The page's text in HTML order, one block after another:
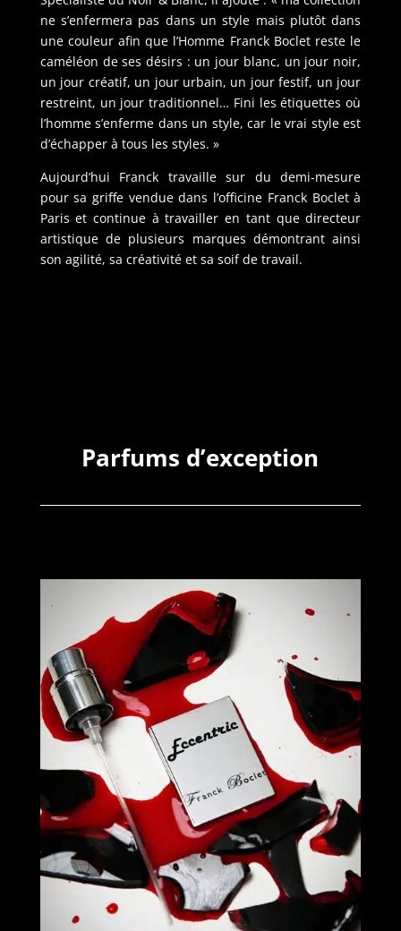
ne s’enfermera pas dans un style mais plutôt dans
une couleur afin que l’Homme Franck Boclet reste le
caméléon de ses désirs : un jour blanc, un jour noir,
un jour créatif, un jour urbain, un jour festif, un jour
restreint, un jour traditionnel… Fini les étiquettes où
l’homme s’enferme dans un style, car le vrai style est
d’échapper à tous les styles. »
Aujourd’hui Franck travaille sur du demi-mesure
pour sa griffe vendue dans l’officine Franck Boclet à
Paris et continue à travailler en tant que directeur
artistique de plusieurs marques démontrant ainsi
son agilité, sa créativité et sa soif de travail.
Parfums d’exception